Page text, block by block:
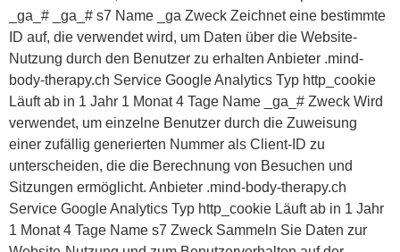
_ga_# _ga_# s7 Name _ga Zweck Zeichnet eine bestimmte
ID auf, die verwendet wird, um Daten über die Website-
Nutzung durch den Benutzer zu erhalten Anbieter .mind-
body-therapy.ch Service Google Analytics Typ http_cookie
Läuft ab in 1 Jahr 1 Monat 4 Tage Name _ga_# Zweck Wird
verwendet, um einzelne Benutzer durch die Zuweisung
einer zufällig generierten Nummer als Client-ID zu
unterscheiden, die die Berechnung von Besuchen und
Sitzungen ermöglicht. Anbieter .mind-body-therapy.ch
Service Google Analytics Typ http_cookie Läuft ab in 1 Jahr
1 Monat 4 Tage Name s7 Zweck Sammeln Sie Daten zur